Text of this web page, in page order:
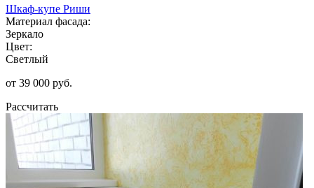
Шкаф-купе Риши
Материал фасада:
Зеркало
Цвет:
Светлый
от 39 000 руб.
Рассчитать